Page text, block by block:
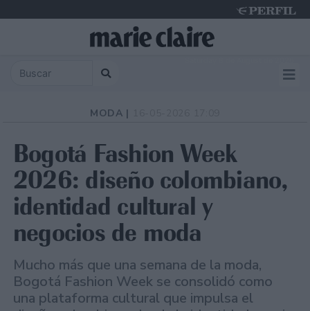
MODA |
Bogotá Fashion Week
2026: diseño colombiano,
identidad cultural y
negocios de moda
Mucho más que una semana de la moda,
Bogotá Fashion Week se consolidó como
una plataforma cultural que impulsa el